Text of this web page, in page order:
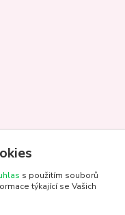
s použitím souborů
týkající se Vašich